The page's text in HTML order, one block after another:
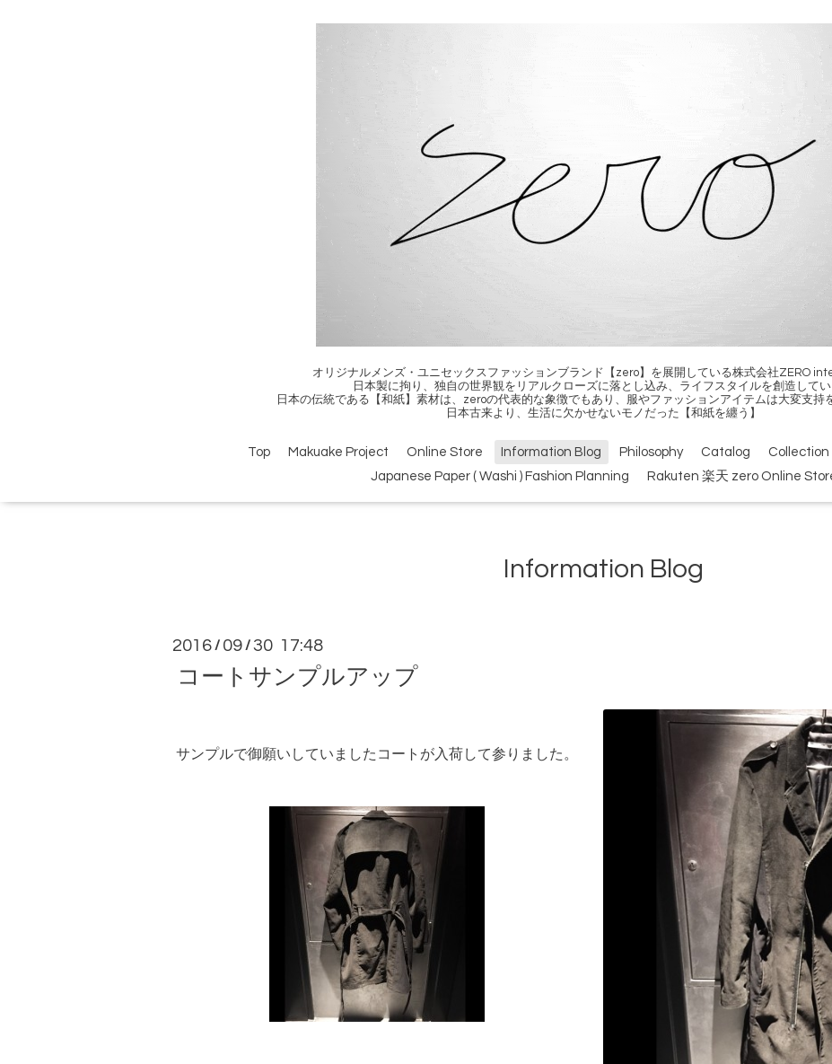
オリジナルメンズ・ユニセックスファッションブランド【zero】を展開している株式会社ZERO
日本製に拘り、独自の世界観をリアルクローズに落とし込み、ライフスタイルを創造してい
日本の伝統である【和紙】素材は、zeroの代表的な象徴でもあり、服やファッションアイテムは大変支持
日本古来より、生活に欠かせないモノだった【和紙を纏う】
Top Makuake Project Online Store Information Blog Philosophy Catalog Collection
Japanese Paper ( Washi ) Fashion Planning
Rakuten 楽天 zero Online
Information Blog
2016 / 09 /30 17:48
コートサンプルアップ
サンプルで御願いしていましたコートが入荷して参りました。